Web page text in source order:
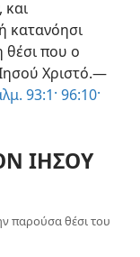
και
κατανόησι
θέσι που ο
Χριστό.​—
93:1· 96:10·
ΙΗΣΟΥ
παρούσα θέσι του